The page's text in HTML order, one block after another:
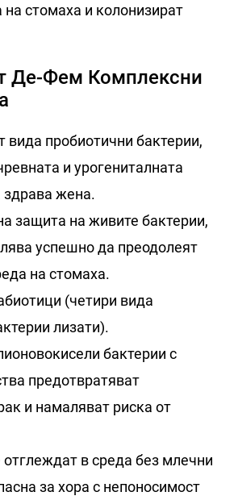
на стомаха и колонизират
Де-Фем Комплексни
пробиотични бактерии,
и урогениталната
жена.
защита на живите бактерии,
успешно да преодолеят
на стомаха.
(четири вида
лизати).
бактерии с
предотвратяват
и намаляват риска от
отглеждат в среда без млечни
за хора с непоносимост